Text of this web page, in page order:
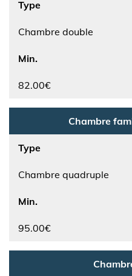
Type
Chambre double
Min.
82.00€
Chambre
Type
Chambre quadruple
Min.
95.00€